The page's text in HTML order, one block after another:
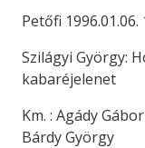
Petőfi
Szilágyi György:
kabaréjelenet
Km. : Agády Gábor
Bárdy György